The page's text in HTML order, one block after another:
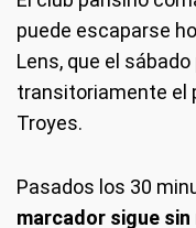
puede escaparse
Lens, que el
transitoriamente el
Troyes.
Pasados los 30
marcador sigue sin